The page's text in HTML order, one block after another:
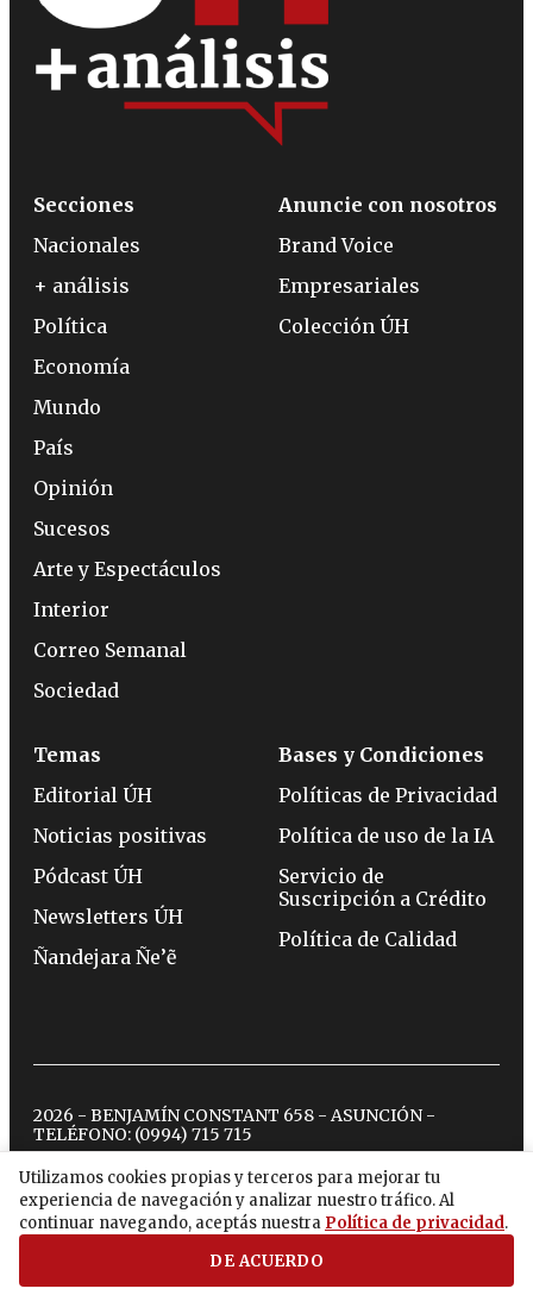
Utilizamos cookies propias y terceros para mejorar tu
experiencia de navegación y analizar nuestro tráfico. Al
continuar navegando, aceptás nuestra Política de privacidad.
DE ACUERDO
Secciones
Nacionales
+ análisis
Política
Economía
Mundo
País
Opinión
Sucesos
Arte y Espectáculos
Interior
Correo Semanal
Sociedad
Anuncie con nosotros
Brand Voice
Empresariales
Colección ÚH
Temas
Editorial ÚH
Noticias positivas
Pódcast ÚH
Newsletters ÚH
Ñandejara Ñe’ẽ
Bases y Condiciones
Políticas de Privacidad
Política de uso de la IA
Servicio de
Suscripción a Crédito
Política de Calidad
2026 - BENJAMÍN CONSTANT 658 - ASUNCIÓN -
TELÉFONO: (0994) 715 715
twitterinstagram
facebook
tiktokyoutubespotify